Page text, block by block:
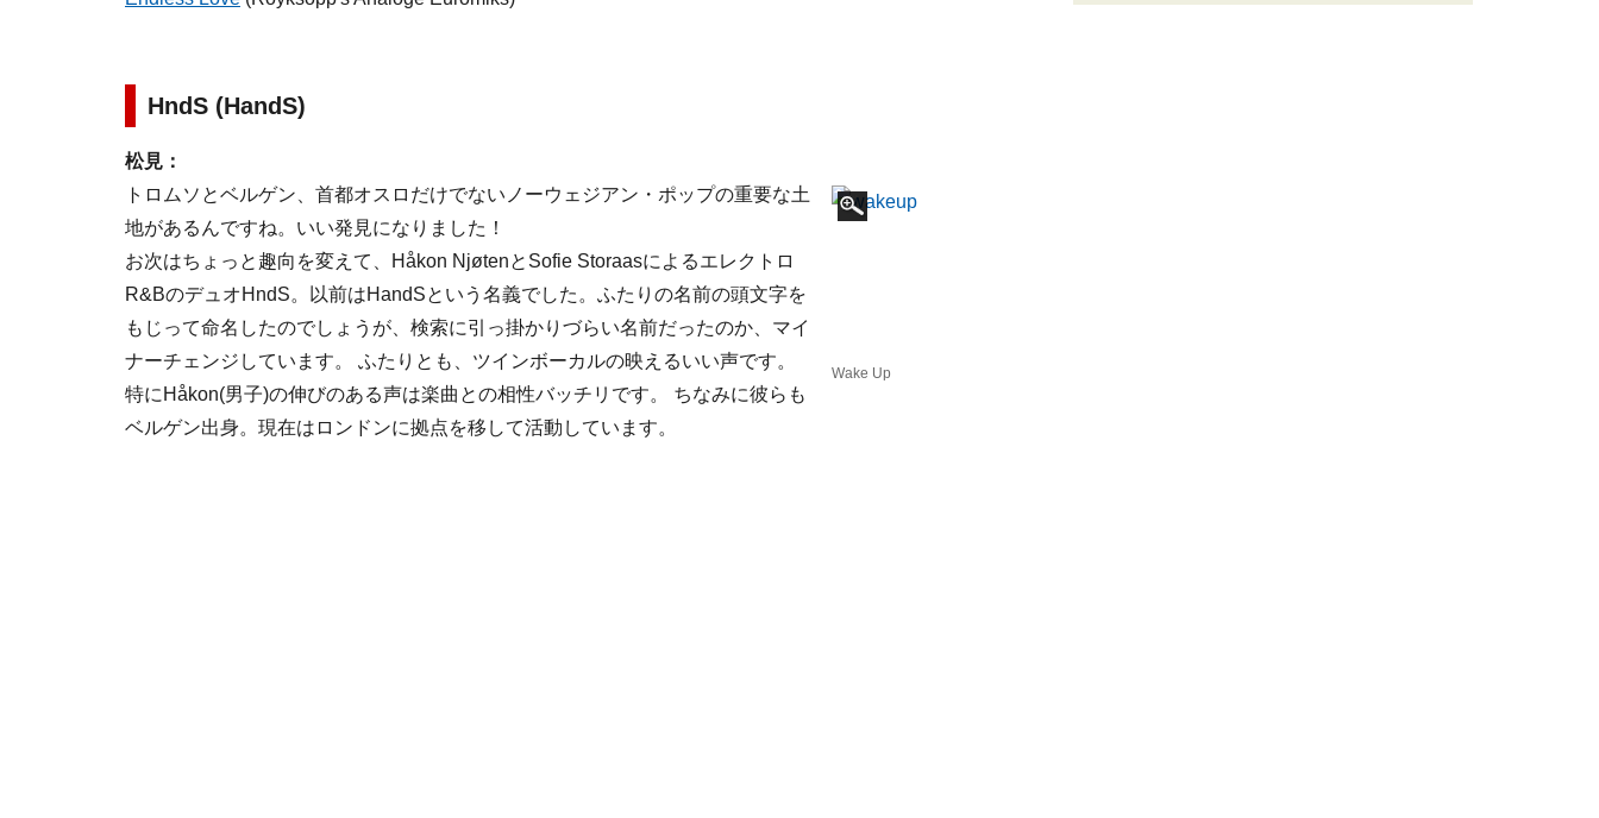
HndS (HandS)
松見：
Wake Up
トロムソとベルゲン、首都オスロだけでないノーウェジアン・ポップの重要な土
地があるんですね。いい発見になりました！
お次はちょっと趣向を変えて、Håkon NjøtenとSofie Storaasによるエレクトロ
R&BのデュオHndS。以前はHandSという名義でした。ふたりの名前の頭文字を
もじって命名したのでしょうが、検索に引っ掛かりづらい名前だったのか、マイ
ナーチェンジしています。 ふたりとも、ツインボーカルの映えるいい声です。
特にHåkon(男子)の伸びのある声は楽曲との相性バッチリです。 ちなみに彼らも
ベルゲン出身。現在はロンドンに拠点を移して活動しています。